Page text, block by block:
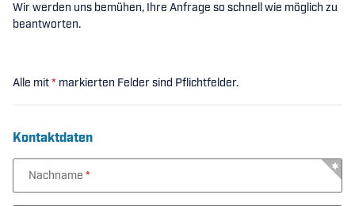
Wir werden uns bemühen, Ihre Anfrage so schnell wie möglich zu
beantworten.
Alle mit* markierten Felder sind Pflichtfelder.
Kontaktdaten
Nachname